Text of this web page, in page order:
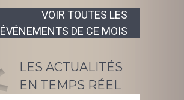
VOIR TOUTES LES
ÉVÉNEMENTS DE CE MOIS
LES ACTUALITÉS
EN TEMPS RÉEL